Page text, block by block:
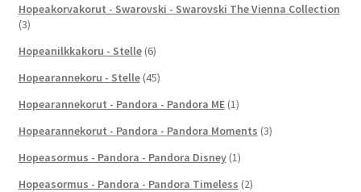
Hopeakorvakorut - Swarovski - Swarovski The Vienna Collection
(3)
Hopeanilkkakoru - Stelle (6)
Hopearannekoru - Stelle (45)
Hopearannekorut - Pandora - Pandora ME (1)
Hopearannekorut - Pandora - Pandora Moments (3)
Hopeasormus - Pandora - Pandora Disney (1)
Hopeasormus - Pandora - Pandora Timeless (2)